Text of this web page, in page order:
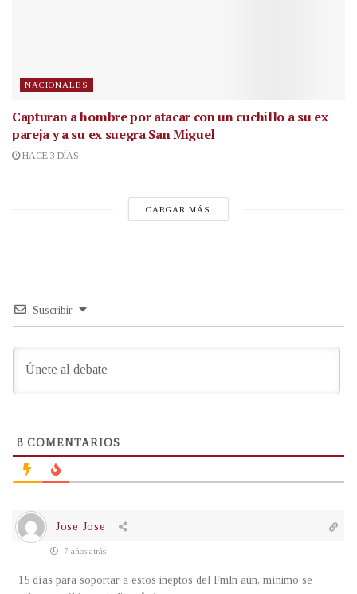
NACIONALES
Capturan a hombre por atacar con un cuchillo a su ex
pareja y a su ex suegra San Miguel
HACE 3 DÍAS
CARGAR MÁS
Suscribir
8 COMENTARIOS
Jose Jose
7 años atrás
15 días para soportar a estos ineptos del Fmln aún, mínimo se